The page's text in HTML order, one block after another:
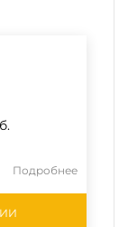
Подробнее